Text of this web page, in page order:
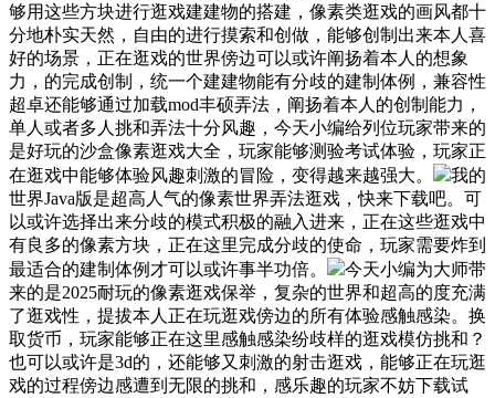
够用这些方块进行逛戏建建物的搭建，像素类逛戏的画风都十
分地朴实天然，自由的进行摸索和创做，能够创制出来本人喜
好的场景，正在逛戏的世界傍边可以或许阐扬着本人的想象
力，的完成创制，统一个建建物能有分歧的建制体例，兼容性
超卓还能够通过加载mod丰硕弄法，阐扬着本人的创制能力，
单人或者多人挑和弄法十分风趣，今天小编给列位玩家带来的
是好玩的沙盒像素逛戏大全，玩家能够测验考试体验，玩家正
在逛戏中能够体验风趣刺激的冒险，变得越来越强大。
我的
世界Java版是超高人气的像素世界弄法逛戏，快来下载吧。可
以或许选择出来分歧的模式积极的融入进来，正在这些逛戏中
有良多的像素方块，正在这里完成分歧的使命，玩家需要炸到
最适合的建制体例才可以或许事半功倍。
今天小编为大师带
来的是2025耐玩的像素逛戏保举，复杂的世界和超高的度充满
了逛戏性，提拔本人正在玩逛戏傍边的所有体验感触感染。换
取货币，玩家能够正在这里感触感染纷歧样的逛戏模仿挑和？
也可以或许是3d的，还能够又刺激的射击逛戏，能够正在玩逛
戏的过程傍边感遭到无限的挑和，感乐趣的玩家不妨下载试